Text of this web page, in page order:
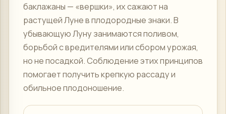
баклажаны — «вершки», их сажают на
растущей Луне в плодородные знаки. В
убывающую Луну занимаются поливом,
борьбой с вредителями или сбором урожая,
но не посадкой. Соблюдение этих принципов
помогает получить крепкую рассаду и
обильное плодоношение.